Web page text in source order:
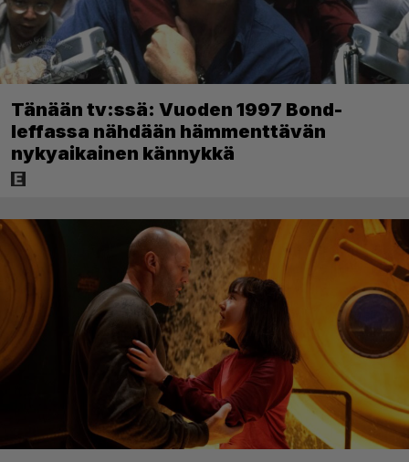
Tänään tv:ssä: Vuoden 1997 Bond-
leffassa nähdään hämmenttävän
nykyaikainen kännykkä